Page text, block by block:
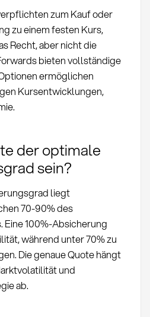
zum Kauf oder
zu einem festen Kurs,
Recht, aber nicht die
bieten vollständige
ermöglichen
Kursentwicklungen,
der optimale
sein?
liegt
70-90% des
100%-Absicherung
während unter 70% zu
Die genaue Quote hängt
und
ab.